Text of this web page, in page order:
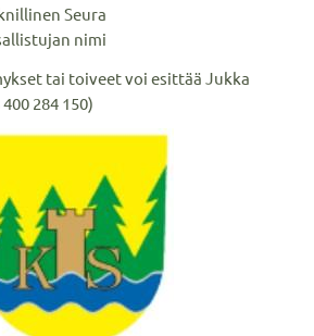
Seura
nimi
tai toiveet voi esittää Jukka
284 150)